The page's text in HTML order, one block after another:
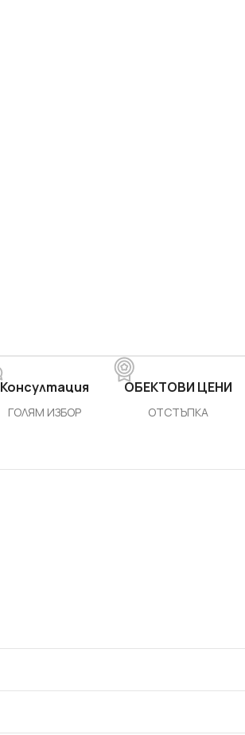
Консултация
ГОЛЯМ ИЗБОР
ОБЕКТОВИ ЦЕНИ
ОТСТЪПКА